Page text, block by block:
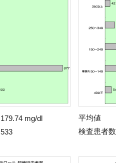
179.74 mg/dl
533
平均値
検査患者数